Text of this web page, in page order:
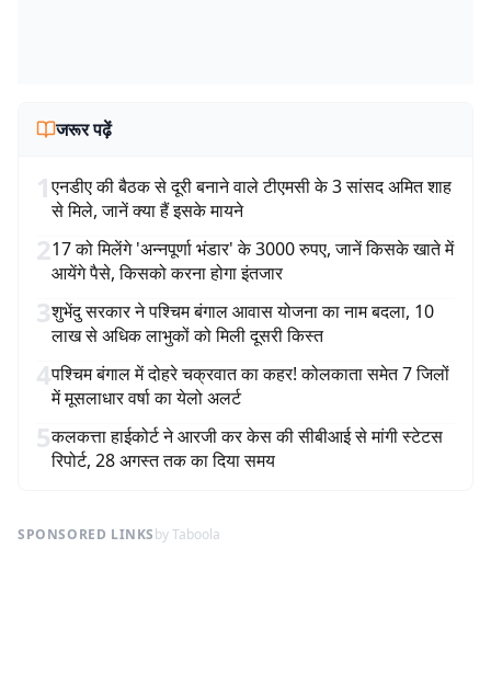
जरूर पढ़ें
1एनडीए की बैठक से दूरी बनाने वाले टीएमसी के 3 सांसद अमित शाह
से मिले, जानें क्या हैं इसके मायने
217 को मिलेंगे 'अन्नपूर्णा भंडार' के 3000 रुपए, जानें किसके खाते में
आयेंगे पैसे, किसको करना होगा इंतजार
3शुभेंदु सरकार ने पश्चिम बंगाल आवास योजना का नाम बदला, 10
लाख से अधिक लाभुकों को मिली दूसरी किस्त
4पश्चिम बंगाल में दोहरे चक्रवात का कहर! कोलकाता समेत 7 जिलों
में मूसलाधार वर्षा का येलो अलर्ट
5कलकत्ता हाईकोर्ट ने आरजी कर केस की सीबीआई से मांगी स्टेटस
रिपोर्ट, 28 अगस्त तक का दिया समय
SPONSORED LINKSby Taboola